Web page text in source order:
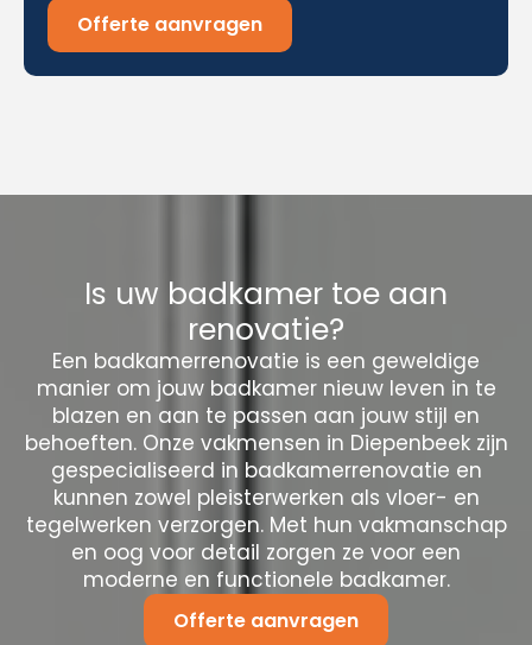
Offerte aanvragen
Is uw badkamer toe aan
renovatie?
Een badkamerrenovatie is een geweldige
manier om jouw badkamer nieuw leven in te
blazen en aan te passen aan jouw stijl en
behoeften. Onze vakmensen in Diepenbeek zijn
gespecialiseerd in badkamerrenovatie en
kunnen zowel pleisterwerken als vloer- en
tegelwerken verzorgen. Met hun vakmanschap
en oog voor detail zorgen ze voor een
moderne en functionele badkamer.
Offerte aanvragen